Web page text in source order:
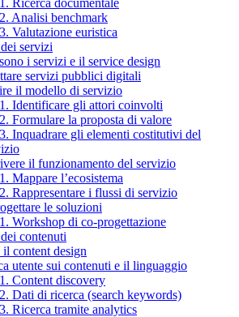
Ricerca documentale
Analisi benchmark
Valutazione euristica
servizi
i servizi e il service design
servizi pubblici digitali
il modello di servizio
Identificare gli attori coinvolti
Formulare la proposta di valore
Inquadrare gli elementi costitutivi del
il funzionamento del servizio
Mappare l’ecosistema
Rappresentare i flussi di servizio
le soluzioni
Workshop di co-progettazione
contenuti
il content design
utente sui contenuti e il linguaggio
Content discovery
Dati di ricerca (search keywords)
Ricerca tramite analytics